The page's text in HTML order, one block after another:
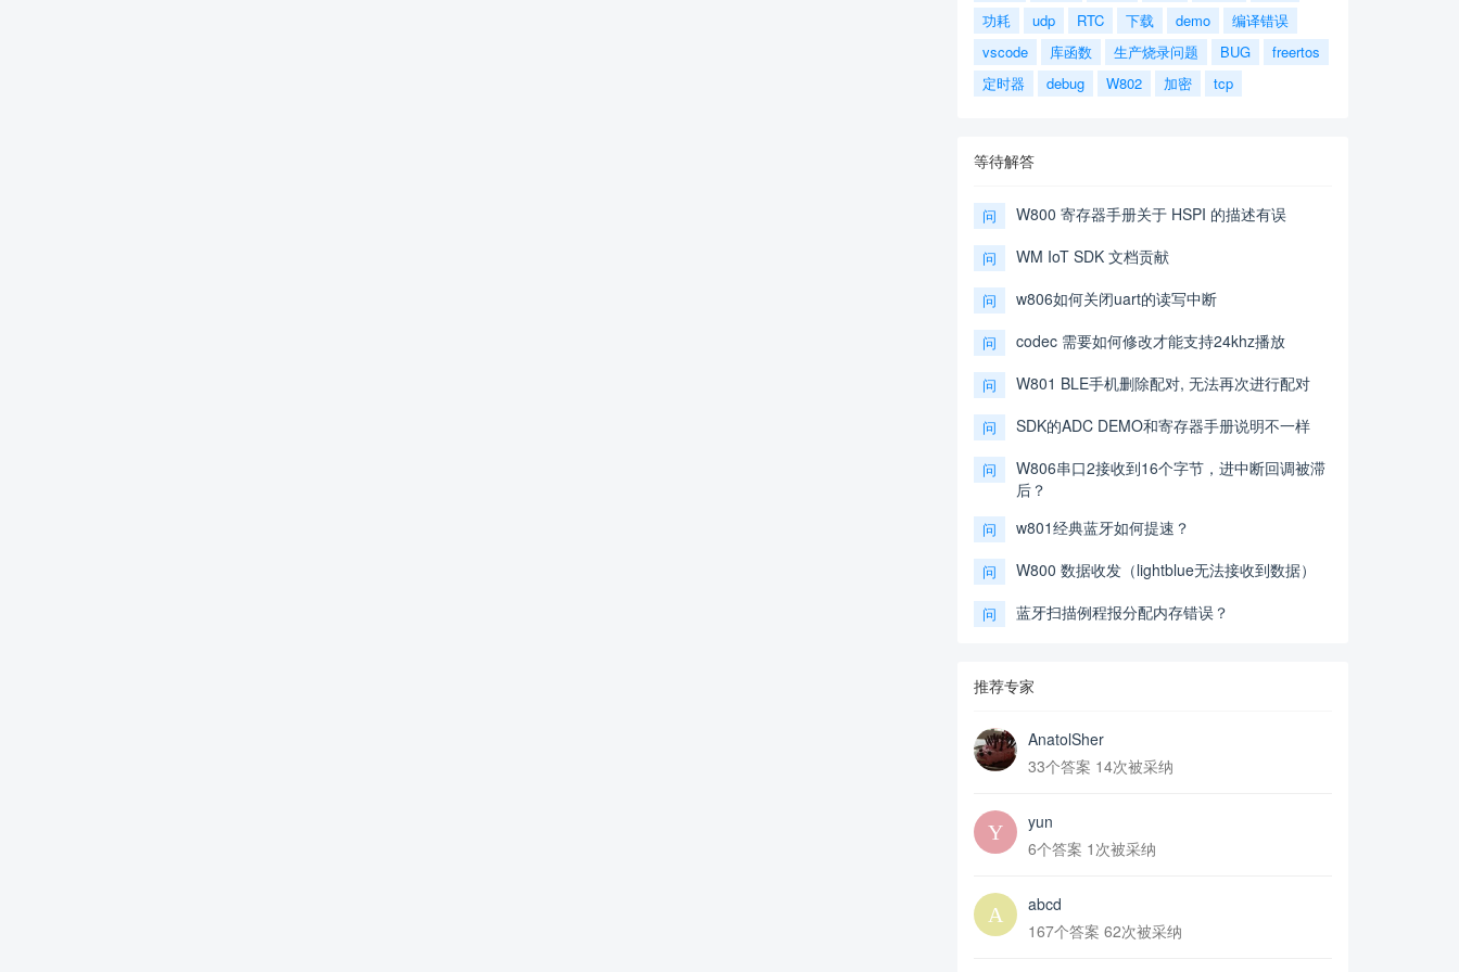
功耗 udp RTC 下载 demo
编译错误
vscode
库函数 生产烧录问题 BUG
freertos
定时器
debug W802 加密 tcp
等待解答
问 W800 寄存器手册关于 HSPI 的描述有误
问 WM IoT SDK 文档贡献
问 w806如何关闭uart的读写中断
问 codec 需要如何修改才能支持24khz播放
问 W801 BLE手机删除配对, 无法再次进行配对
问 SDK的ADC DEMO和寄存器手册说明不一样
问
W806串口2接收到16个字节，进中断回调被滞
后？
问 w801经典蓝牙如何提速？
问 W800 数据收发（lightblue无法接收到数据）
问 蓝牙扫描例程报分配内存错误？
推荐专家
AnatolSher
33个答案 14次被采纳
yun
6个答案 1次被采纳
abcd
167个答案 62次被采纳